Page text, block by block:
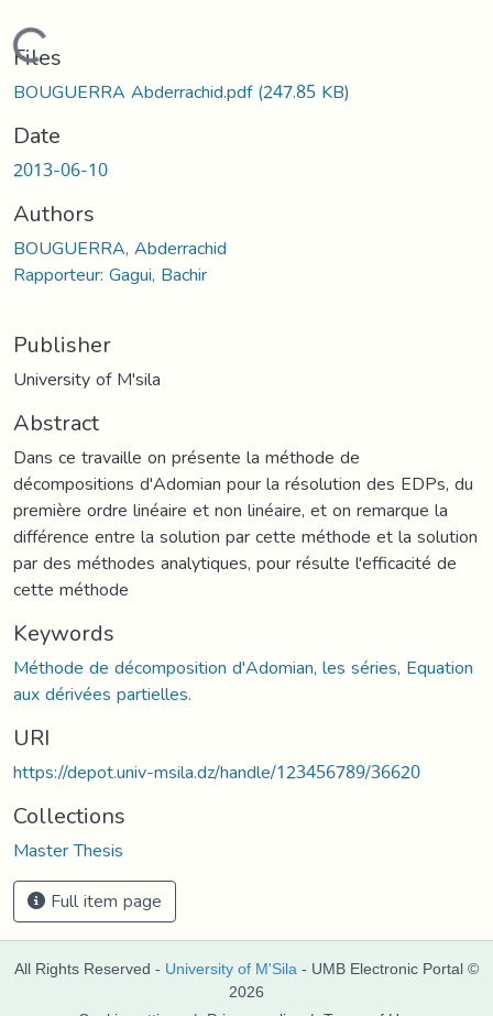
Loading...
Files
BOUGUERRA Abderrachid.pdf(247.85 KB)
Date
2013-06-10
Authors
BOUGUERRA, Abderrachid
Rapporteur: Gagui, Bachir
Publisher
University of M'sila
Abstract
Dans ce travaille on présente la méthode de
décompositions d'Adomian pour la résolution des EDPs, du
première ordre linéaire et non linéaire, et on remarque la
différence entre la solution par cette méthode et la solution
par des méthodes analytiques, pour résulte l'efficacité de
cette méthode
Keywords
Méthode de décomposition d'Adomian, les séries, Equation
aux dérivées partielles.
URI
https://depot.univ-msila.dz/handle/123456789/36620
Collections
Master Thesis
Full item page
All Rights Reserved - University of M'Sila - UMB Electronic Portal ©
2026